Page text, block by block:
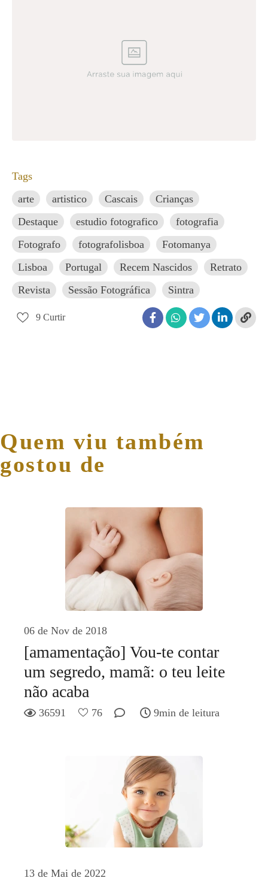
Tags
arte
artistico Cascais
Crianças
Destaque
estudio fotografico
fotografia
Fotografo
fotografolisboa
Fotomanya
Lisboa
Portugal Recem Nascidos
Retrato
Revista
Sessão Fotográfica Sintra
9 Curtir
Quem viu também
gostou de
06 de Nov de 2018
[amamentação] Vou-te contar
um segredo, mamã: o teu leite
não acaba
36591 76 9min de leitura
13 de Mai de 2022